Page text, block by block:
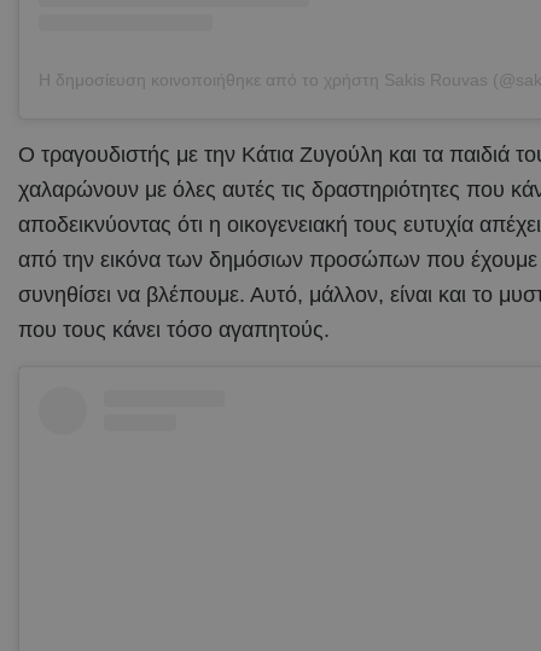
Ο τραγουδιστής με την Κάτια Ζυγούλη και τα παιδιά
χαλαρώνουν με όλες αυτές τις δραστηριότητες που
αποδεικνύοντας ότι η οικογενειακή τους ευτυχία
από την εικόνα των δημόσιων προσώπων που έχουμε
συνηθίσει να βλέπουμε. Αυτό, μάλλον, είναι και το
που τους κάνει τόσο αγαπητούς.